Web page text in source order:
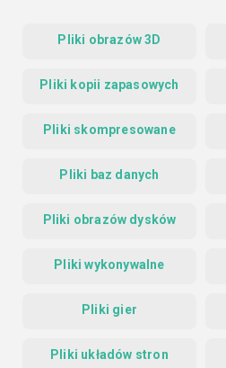
Pliki obrazów 3D
Pliki kopii zapasowych
Pliki skompresowane
Pliki baz danych
Pliki obrazów dysków
Pliki wykonywalne
Pliki gier
Pliki układów stron